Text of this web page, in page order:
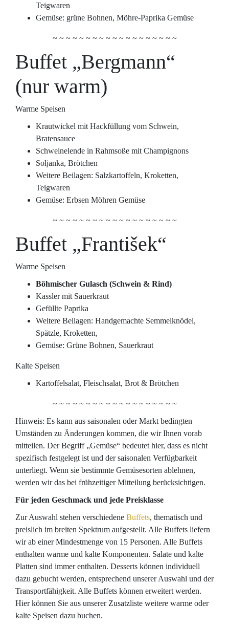
Teigwaren
Gemüse: grüne Bohnen, Möhre-Paprika Gemüse
~ ~ ~ ~ ~ ~ ~ ~ ~ ~ ~ ~ ~ ~ ~ ~ ~ ~ ~
Buffet „Bergmann“
(nur warm)
Warme Speisen
Krautwickel mit Hackfüllung vom Schwein,
Bratensauce
Schweinelende in Rahmsoße mit Champignons
Soljanka, Brötchen
Weitere Beilagen: Salzkartoffeln, Kroketten,
Teigwaren
Gemüse: Erbsen Möhren Gemüse
~ ~ ~ ~ ~ ~ ~ ~ ~ ~ ~ ~ ~ ~ ~ ~ ~ ~ ~
Buffet „František“
Warme Speisen
Böhmischer Gulasch (Schwein & Rind)
Kassler mit Sauerkraut
Gefüllte Paprika
Weitere Beilagen: Handgemachte Semmelknödel,
Spätzle, Kroketten,
Gemüse: Grüne Bohnen, Sauerkraut
Kalte Speisen
Kartoffelsalat, Fleischsalat, Brot & Brötchen
~ ~ ~ ~ ~ ~ ~ ~ ~ ~ ~ ~ ~ ~ ~ ~ ~ ~ ~
Hinweis: Es kann aus saisonalen oder Markt bedingten
Umständen zu Änderungen kommen, die wir Ihnen vorab
mitteilen. Der Begriff „Gemüse“ bedeutet hier, dass es nicht
spezifisch festgelegt ist und der saisonalen Verfügbarkeit
unterliegt. Wenn sie bestimmte Gemüsesorten ablehnen,
werden wir das bei frühzeitiger Mitteilung berücksichtigen.
Für jeden Geschmack und jede Preisklasse
Zur Auswahl stehen verschiedene Buffets, thematisch und
preislich im breiten Spektrum aufgestellt. Alle Buffets liefern
wir ab einer Mindestmenge von 15 Personen. Alle Buffets
enthalten warme und kalte Komponenten. Salate und kalte
Platten sind immer enthalten. Desserts können individuell
dazu gebucht werden, entsprechend unserer Auswahl und der
Transportfähigkeit. Alle Buffets können erweitert werden.
Hier können Sie aus unserer Zusatzliste weitere warme oder
kalte Speisen dazu buchen.